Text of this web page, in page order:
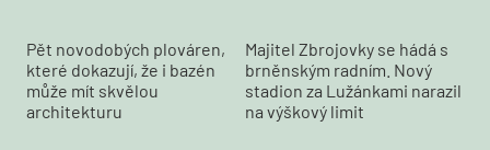
Pět novodobých plováren,
které dokazují, že i bazén
může mít skvělou
architekturu
Majitel Zbrojovky se hádá s
brněnským radním. Nový
stadion za Lužánkami narazil
na výškový limit